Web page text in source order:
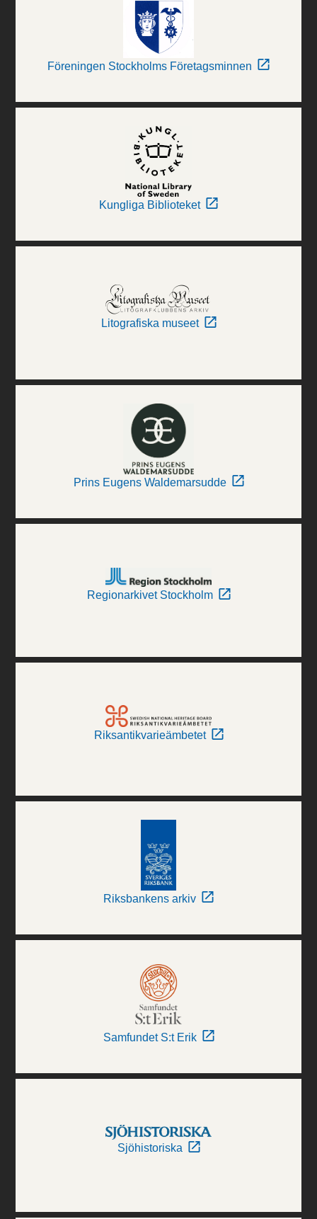
Föreningen Stockholms Företagsminnen
Kungliga Biblioteket
Litografiska museet
Prins Eugens Waldemarsudde
Regionarkivet Stockholm
Riksantikvarieämbetet
Riksbankens arkiv
Samfundet S:t Erik
Sjöhistoriska